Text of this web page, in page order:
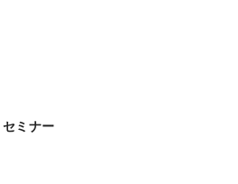
ミナー